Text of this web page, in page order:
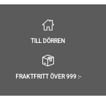
TILL DÖRREN
FRAKTFRITT ÖVER 999 :-